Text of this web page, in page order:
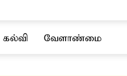
கல்வி வேளாண்மை